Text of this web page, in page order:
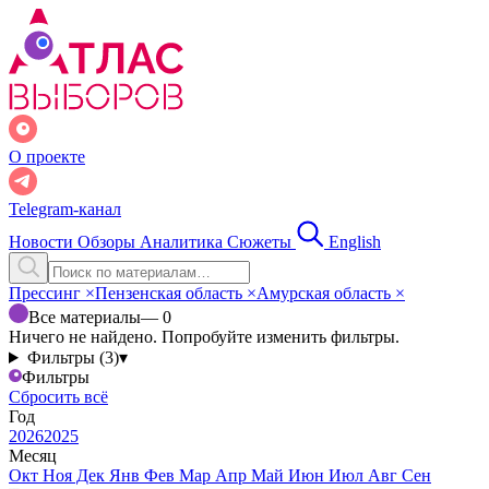
О проекте
Telegram-канал
Новости Обзоры Аналитика Сюжеты English
Прессинг ×Пензенская область ×Амурская область ×
Все материалы— 0
Ничего не найдено. Попробуйте изменить фильтры.
Фильтры (3)▾
Фильтры
Сбросить всё
Год
20262025
Месяц
Окт Ноя Дек Янв Фев Мар Апр Май Июн Июл Авг Сен